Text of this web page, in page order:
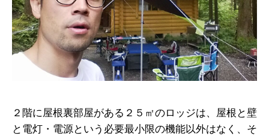
２階に屋根裏部屋がある２５㎡のロッジは、屋根と壁
と電灯・電源という必要最小限の機能以外はなく、そ